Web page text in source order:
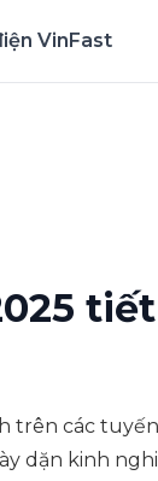
VinFast
trên các
dặn kinh